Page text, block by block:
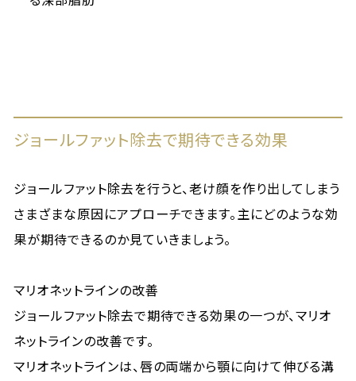
ジョールファット除去で期待できる効果
ジョールファット除去を行うと、老け顔を作り出してしまう
さまざまな原因にアプローチできます。主にどのような効
果が期待できるのか見ていきましょう。
マリオネットラインの改善
ジョールファット除去で期待できる効果の一つが、マリオ
ネットラインの改善です。
マリオネットラインは、唇の両端から顎に向けて伸びる溝